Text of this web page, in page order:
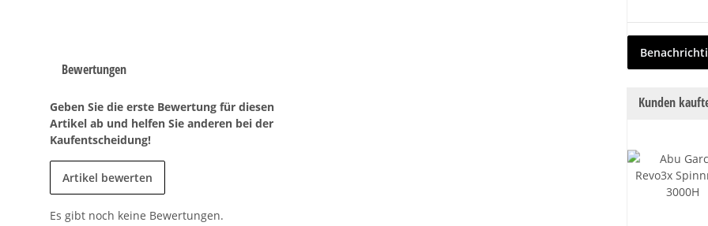
Bewertungen
Geben Sie die erste Bewertung für diesen
Artikel ab und helfen Sie anderen bei der
Kaufentscheidung!
Artikel bewerten
Es gibt noch keine Bewertungen.
Kunden